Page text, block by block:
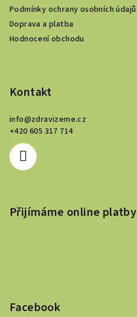
Podmínky ochrany osobních údajů
Doprava a platba
Hodnocení obchodu
Kontakt
info@zdravizeme.cz
+420 605 317 714
Přijímáme online platby
Facebook